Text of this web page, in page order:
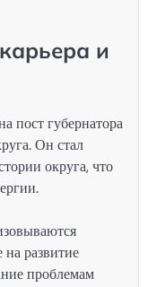
и
пост губернатора
Он стал
округа, что
развитие
проблемам